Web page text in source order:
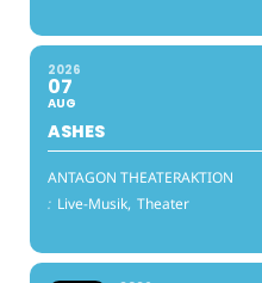
2026
07
AUG
ASHES
ANTAGON THEATERAKTION
: Live-Musik, Theater